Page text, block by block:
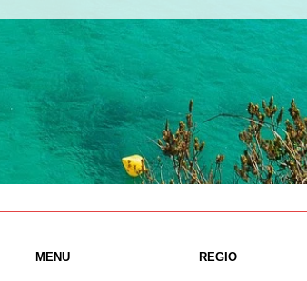
MENU REGIO